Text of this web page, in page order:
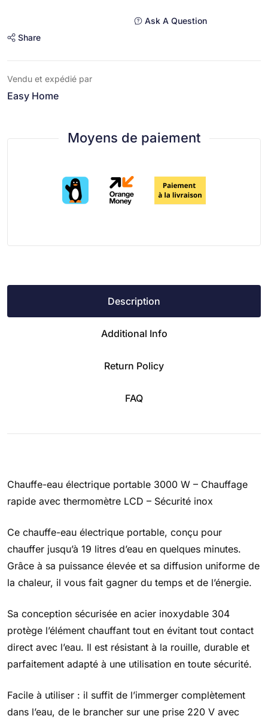
Ask A Question
Share
Vendu et expédié par
Easy Home
Moyens de paiement
Description
Additional Info
Return Policy
FAQ
Chauffe-eau électrique portable 3000 W – Chauffage
rapide avec thermomètre LCD – Sécurité inox
Ce chauffe-eau électrique portable, conçu pour
chauffer jusqu’à 19 litres d’eau en quelques minutes.
Grâce à sa puissance élevée et sa diffusion uniforme de
la chaleur, il vous fait gagner du temps et de l’énergie.
Sa conception sécurisée en acier inoxydable 304
protège l’élément chauffant tout en évitant tout contact
direct avec l’eau. Il est résistant à la rouille, durable et
parfaitement adapté à une utilisation en toute sécurité.
Facile à utiliser : il suffit de l’immerger complètement
dans l’eau, de le brancher sur une prise 220 V avec